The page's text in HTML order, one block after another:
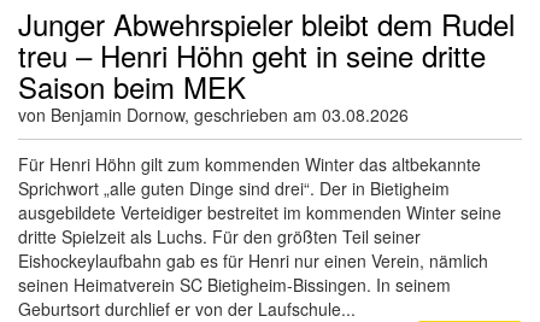
Junger Abwehrspieler bleibt dem Rudel
treu – Henri Höhn geht in seine dritte
Saison beim MEK
von Benjamin Dornow, geschrieben am 03.08.2026
Für Henri Höhn gilt zum kommenden Winter das altbekannte
Sprichwort „alle guten Dinge sind drei“. Der in Bietigheim
ausgebildete Verteidiger bestreitet im kommenden Winter seine
dritte Spielzeit als Luchs. Für den größten Teil seiner
Eishockeylaufbahn gab es für Henri nur einen Verein, nämlich
seinen Heimatverein SC Bietigheim-Bissingen. In seinem
Geburtsort durchlief er von der Laufschule...